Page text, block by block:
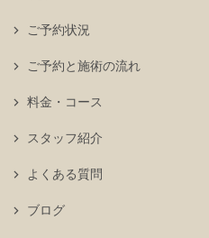
ご予約状況
ご予約と施術の流れ
料金・コース
スタッフ紹介
よくある質問
ブログ